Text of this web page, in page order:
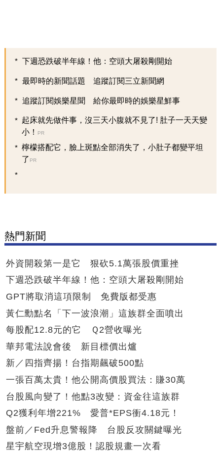
下週恐跌破半年線！他：空頭大屠殺剛開始
最即時的新聞話題 追蹤訂閱三立新聞網
追蹤訂閱娛樂星聞 給你最即時的娛樂星鮮事
起床就先做件事，沒三天小腹就不見了! 肚子一天天變
小！
PR
檸檬搭配它，臉上斑點全部消失了，小肚子都變平坦
了 PR
熱門新聞
外資開殺第一是它 狠砍5.1萬張股價重挫
下週恐跌破半年線！他：空頭大屠殺剛開始
GPT將取消這項限制 免費版都受惠
黃仁勳點名「下一波浪潮」這族群全面噴出
每股配12.8元的它 Ｑ2營收曝光
華邦電法說會後 新目標價出爐
新／四指齊揚！台指期飆破500點
一張百萬太貴！他公開高價股買法：賺30萬
台股風向變了！他點3改變：資金往這族群
Q2獲利年增221% 愛普*EPS衝4.18元！
盤前／Fed升息警報降 台股反攻關鍵曝光
星宇航空現增3億股！認股規畫一次看